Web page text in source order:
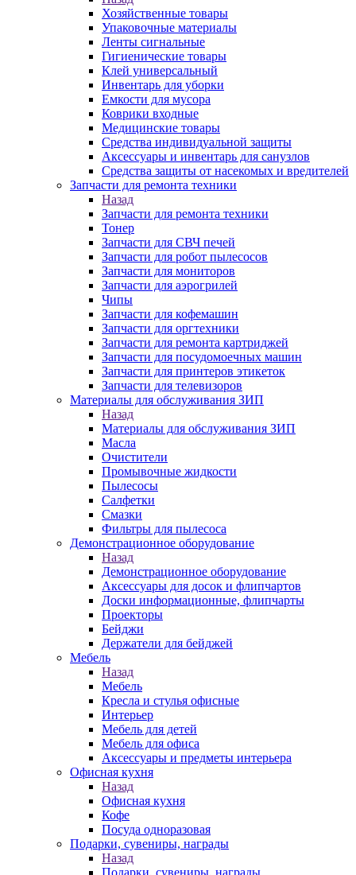
Хозяйственные товары
Упаковочные материалы
Ленты сигнальные
Гигиенические товары
Клей универсальный
Инвентарь для уборки
Емкости для мусора
Коврики входные
Медицинские товары
Средства индивидуальной защиты
Аксессуары и инвентарь для санузлов
Средства защиты от насекомых и вредителей
Запчасти для ремонта техники
Назад
Запчасти для ремонта техники
Тонер
Запчасти для СВЧ печей
Запчасти для робот пылесосов
Запчасти для мониторов
Запчасти для аэрогрилей
Чипы
Запчасти для кофемашин
Запчасти для оргтехники
Запчасти для ремонта картриджей
Запчасти для посудомоечных машин
Запчасти для принтеров этикеток
Запчасти для телевизоров
Материалы для обслуживания ЗИП
Назад
Материалы для обслуживания ЗИП
Масла
Очистители
Промывочные жидкости
Пылесосы
Салфетки
Смазки
Фильтры для пылесоса
Демонстрационное оборудование
Назад
Демонстрационное оборудование
Аксессуары для досок и флипчартов
Доски информационные, флипчарты
Проекторы
Бейджи
Держатели для бейджей
Мебель
Назад
Мебель
Кресла и стулья офисные
Интерьер
Мебель для детей
Мебель для офиса
Аксессуары и предметы интерьера
Офисная кухня
Назад
Офисная кухня
Кофе
Посуда одноразовая
Подарки, сувениры, награды
Назад
Подарки, сувениры, награды